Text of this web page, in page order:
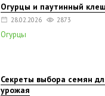
Огурцы и паутинный
28.02.2026 2873
Огурцы
Секреты выбора семян
урожая